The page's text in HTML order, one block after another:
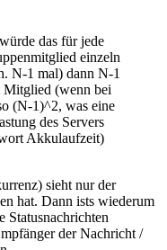
das für jede
einzeln
N-1 mal) dann N-1
Mitglied (wenn bei
(N-1)^2, was eine
des Servers
Akkulaufzeit)
sieht nur der
hat. Dann ists wiederum
Statusnachrichten
der Nachricht /